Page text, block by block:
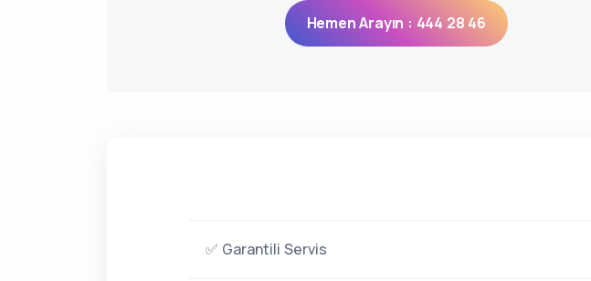
Hemen Arayın : 444 28 46
✅ Garantili Servis